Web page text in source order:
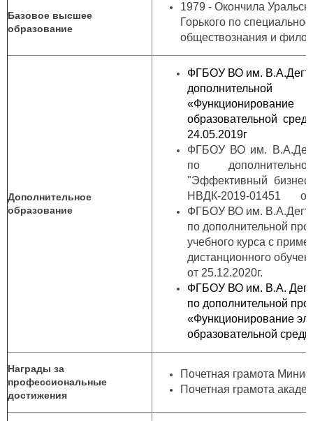
Базовое высшее
образование
1979 - Окончила
Горького по
обществознания и
Дополнительное
образование
ФГБОУ ВО им.
образовательной
24.05.2019г
ФГБОУ ВО им.
по
"Эффективный
НВДК-2019-01451 от
ФГБОУ ВО им.
по дополнительной
учебного курса с
дистанционного
от 25.12.2020г.
ФГБОУ ВО им. В.А.
по дополнительной
«Функционирование
образовательной
Награды за
профессиональные
достижения
Почетная грамота
Почетная грамота